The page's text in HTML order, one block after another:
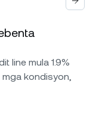
line mula 1.9%
kondisyon,